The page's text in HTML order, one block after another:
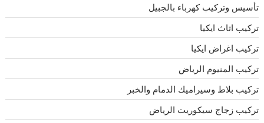
تأسيس وتركيب كهرباء بالجبيل
تركيب اثاث ايكيا
تركيب اغراض ايكيا
تركيب المنيوم الرياض
تركيب بلاط وسيراميك الدمام والخبر
تركيب زجاج سيكوريت الرياض